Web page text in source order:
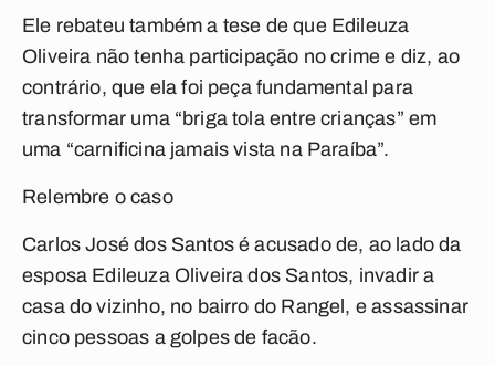
Ele rebateu também a tese de que Edileuza
Oliveira não tenha participação no crime e diz, ao
contrário, que ela foi peça fundamental para
transformar uma “briga tola entre crianças” em
uma “carnificina jamais vista na Paraíba”.
Relembre o caso
Carlos José dos Santos é acusado de, ao lado da
esposa Edileuza Oliveira dos Santos, invadir a
casa do vizinho, no bairro do Rangel, e assassinar
cinco pessoas a golpes de facão.